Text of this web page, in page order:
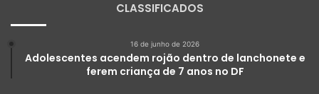
CLASSIFICADOS
16 de junho de 2026
Adolescentes acendem rojão dentro de lanchonete e
ferem criança de 7 anos no DF